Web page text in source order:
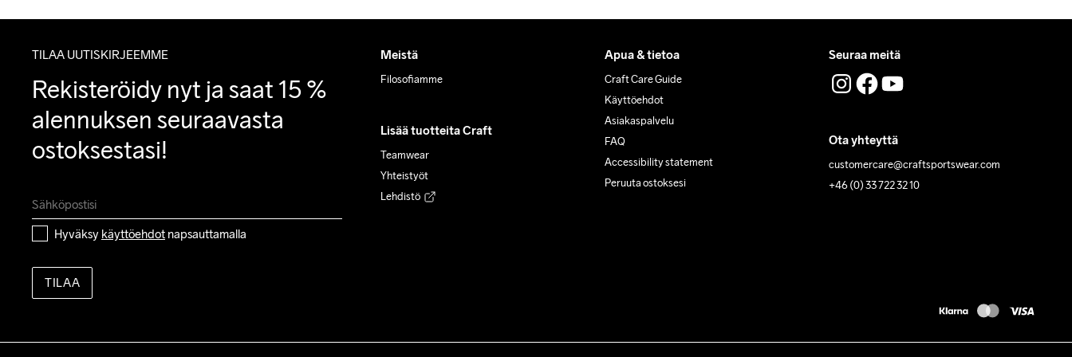
TILAA UUTISKIRJEEMME
Rekisteröidy nyt ja saat 15 %
alennuksen seuraavasta
ostoksestasi!
Hyväksy käyttöehdot napsauttamalla
TILAA
Meistä
Filosofiamme
Lisää tuotteita Craft
Teamwear
Yhteistyöt
Lehdistö
Apua & tietoa
Craft Care Guide
Käyttöehdot
Asiakaspalvelu
FAQ
Accessibility statement
Peruuta ostoksesi
Seuraa meitä
Ota yhteyttä
customercare@craftsportswear.com
+46 (0) 33 722 32 10